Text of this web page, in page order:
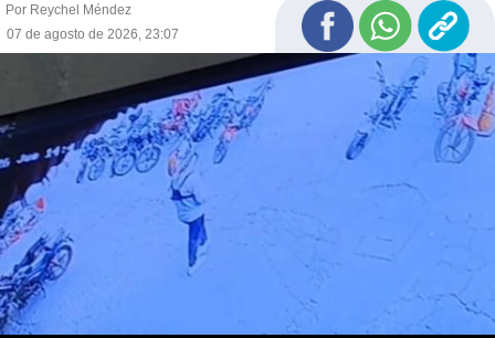
Por Reychel Méndez
07 de agosto de 2026, 23:07